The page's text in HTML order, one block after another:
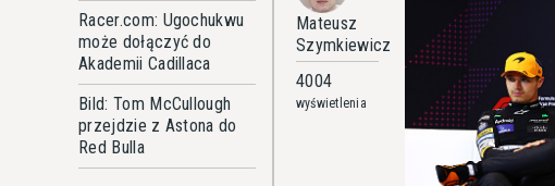
Racer.com: Ugochukwu
może dołączyć do
Akademii Cadillaca
Bild: Tom McCullough
przejdzie z Astona do
Red Bulla
Mateusz
Szymkiewicz
4004
wyświetlenia